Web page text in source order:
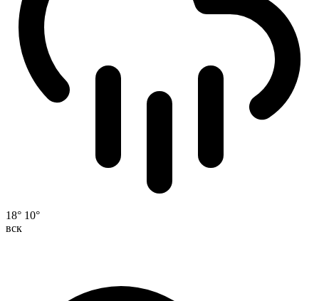
18° 10°
вск